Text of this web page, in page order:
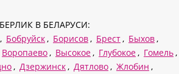
В БЕЛАРУСИ:
, Бобруйск, Борисов, Брест, Быхов,
Воропаево, Высокое, Глубокое, Гомель,
, Дзержинск, Дятлово, Жлобин ,